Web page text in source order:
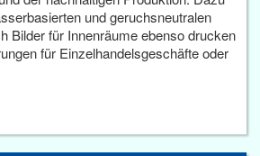
und geruchsneutralen
Bilder für Innenräume ebenso drucken
für Einzelhandelsgeschäfte oder